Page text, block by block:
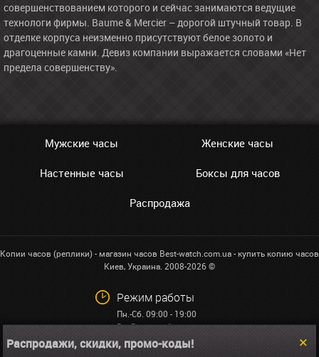
совершенствованием которого и сейчас занимаются ведущие
технологи фирмы. Baume & Mercier – дорогой штучный товар. В
отделке корпуса неизменно присутствуют белое золото и
драгоценные камни. Девиз компании выражается словами «Нет
предела совершенству».
Мужские часы Женские часы
Настенные часы Боксы для часов
Распродажа
Копии часов (реплики) - магазин часов Best-watch.com.ua - купить копию часов
Киев, Украина. 2008-2026 ©
Режим работы
Пн.-Сб. 09:00 - 19:00
Вс: Выходной
Распродажи, скидки, промо-коды!